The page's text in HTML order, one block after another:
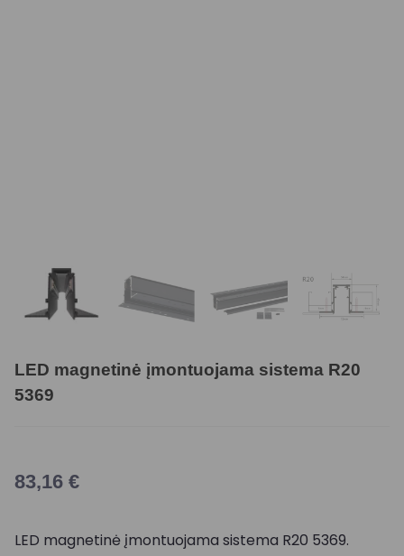
LED magnetinė įmontuojama sistema R20
5369
83,16 €
LED magnetinė įmontuojama sistema R20 5369.